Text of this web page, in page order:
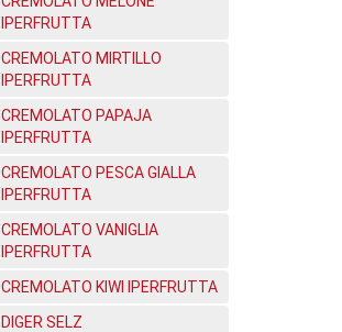
IPERFRUTTA
CREMOLATO MIRTILLO
IPERFRUTTA
CREMOLATO PAPAJA
IPERFRUTTA
CREMOLATO PESCA GIALLA
IPERFRUTTA
CREMOLATO VANIGLIA
IPERFRUTTA
CREMOLATO KIWI IPERFRUTTA
DIGER SELZ